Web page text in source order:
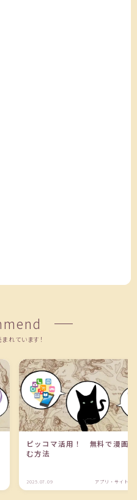
れています！
ピッコマ活用！ 無料で漫画
む方法
2025.07.09 アプリ・サイト活